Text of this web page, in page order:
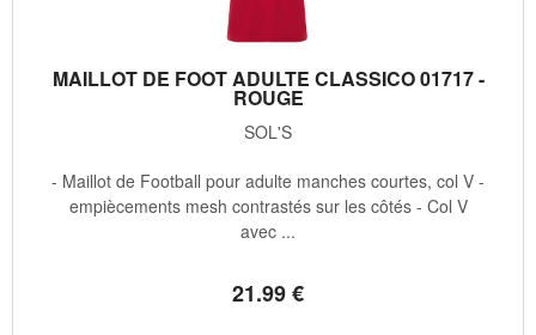
MAILLOT DE FOOT ADULTE CLASSICO 01717 -
ROUGE
SOL'S
21.99€
- Maillot de Football pour adulte manches courtes, col V -
empiècements mesh contrastés sur les côtés - Col V
avec ...